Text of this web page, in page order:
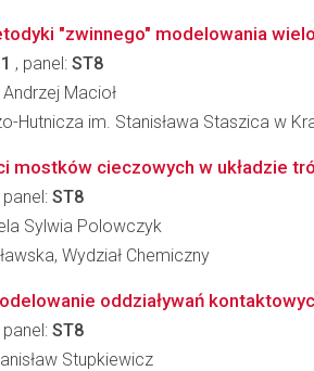
"zwinnego" modelowania
, panel: ST8
Macioł
Hutnicza im. Stanisława Staszica w
mostków cieczowych w układzie
panel: ST8
Sylwia Polowczyk
Wydział Chemiczny
oddziaływań
panel: ST8
Stupkiewicz